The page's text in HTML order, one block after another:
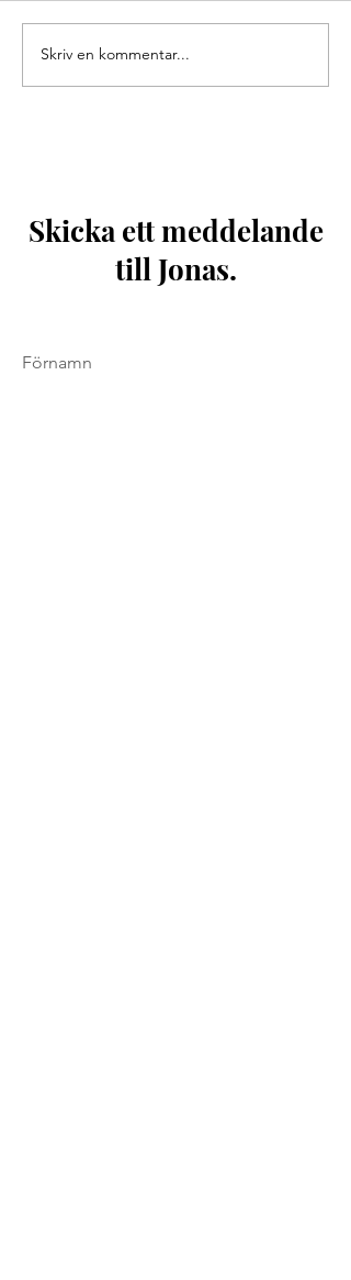
Vad ska kyrkan göra när
Jesus trendar?
Skriv en kommentar...
Skicka ett meddelande
till Jonas.
Förnamn